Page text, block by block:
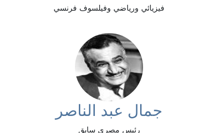
فيزيائي ورياضي وفيلسوف فرنسي
جمال عبد الناصر
رئيس مصري سابق